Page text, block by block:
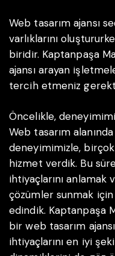
Web tasarım ajansı
varlıklarını
biridir. Kaptanpaşa
ajansı arayan
tercih etmeniz
Öncelikle,
Web tasarım
deneyimimizle,
hizmet verdik. Bu
ihtiyaçlarını
çözümler sunmak
edindik. Kaptanpaşa
bir web tasarım
ihtiyaçlarını en iyi